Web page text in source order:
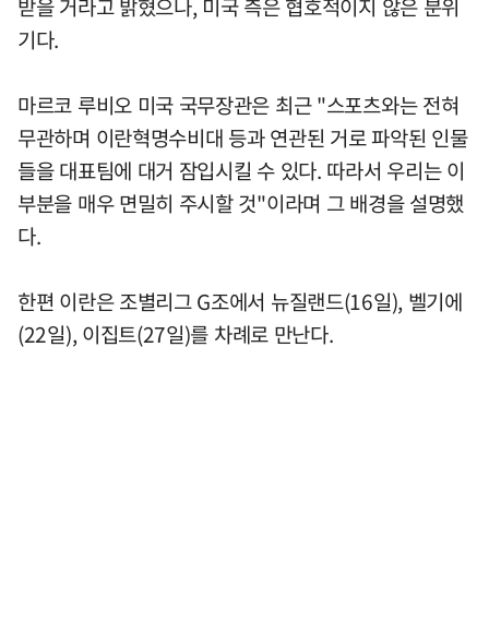
받을 거라고 밝혔으나, 미국 측은 협호적이지 않은 분위
기다.
마르코 루비오 미국 국무장관은 최근 "스포츠와는 전혀
무관하며 이란혁명수비대 등과 연관된 거로 파악된 인물
들을 대표팀에 대거 잠입시킬 수 있다. 따라서 우리는 이
부분을 매우 면밀히 주시할 것"이라며 그 배경을 설명했
다.
한편 이란은 조별리그 G조에서 뉴질랜드(16일), 벨기에
(22일), 이집트(27일)를 차례로 만난다.